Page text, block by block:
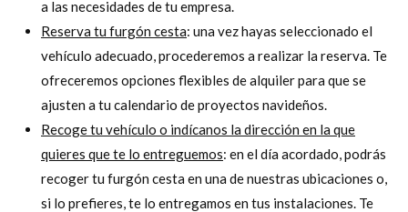
a las necesidades de tu empresa.
Reserva tu furgón cesta: una vez hayas seleccionado el
vehículo adecuado, procederemos a realizar la reserva. Te
ofreceremos opciones flexibles de alquiler para que se
ajusten a tu calendario de proyectos navideños.
Recoge tu vehículo o indícanos la dirección en la que
quieres que te lo entreguemos: en el día acordado, podrás
recoger tu furgón cesta en una de nuestras ubicaciones o,
si lo prefieres, te lo entregamos en tus instalaciones. Te